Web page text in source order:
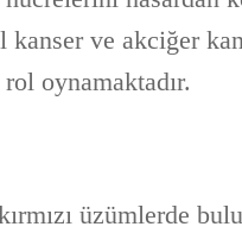
ve akciğer
oynamaktadır.
üzümlerde